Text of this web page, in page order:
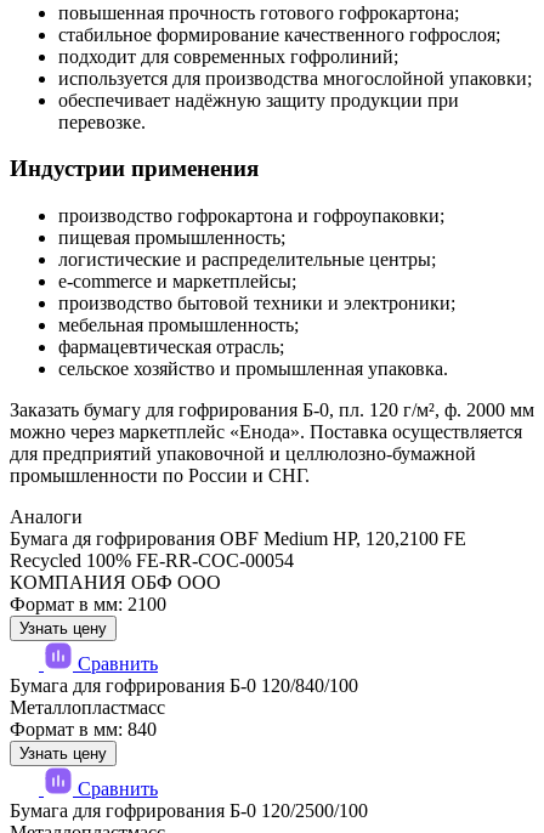
повышенная прочность готового гофрокартона;
стабильное формирование качественного гофрослоя;
подходит для современных гофролиний;
используется для производства многослойной упаковки;
обеспечивает надёжную защиту продукции при
перевозке.
Индустрии применения
производство гофрокартона и гофроупаковки;
пищевая промышленность;
логистические и распределительные центры;
e-commerce и маркетплейсы;
производство бытовой техники и электроники;
мебельная промышленность;
фармацевтическая отрасль;
сельское хозяйство и промышленная упаковка.
Заказать бумагу для гофрирования Б-0, пл. 120 г/м², ф. 2000 мм
можно через маркетплейс «Енода». Поставка осуществляется
для предприятий упаковочной и целлюлозно-бумажной
промышленности по России и СНГ.
Аналоги
Бумага дя гофрирования OBF Medium HP, 120,2100 FE
Recycled 100% FE-RR-COC-00054
КОМПАНИЯ ОБФ ООО
Формат в мм: 2100
Узнать цену
Сравнить
Бумага для гофрирования Б-0 120/840/100
Металлопластмасс
Формат в мм: 840
Узнать цену
Сравнить
Бумага для гофрирования Б-0 120/2500/100